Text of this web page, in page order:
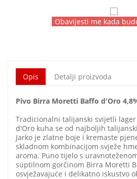
Obavijesti me kada
Opis Detalji proizvoda
Pivo Birra Moretti Baffo d'Oro
Tradicionalni talijanski svijetli
d'Oro kuha se od najboljih
Jarko je zlatne boje i kremaste
skladnom kombinacijom svježe
aroma. Puno tijelo s
suptilnom gorčinom Birra Moretti
osvježavajuće i delikatno iskustvo